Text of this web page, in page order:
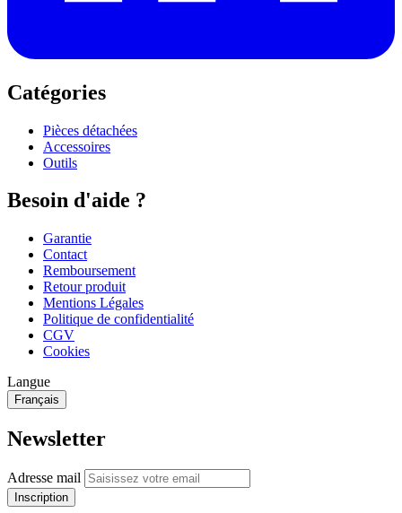
Catégories
Pièces détachées
Accessoires
Outils
Besoin d'aide ?
Garantie
Contact
Remboursement
Retour produit
Mentions Légales
Politique de confidentialité
CGV
Cookies
Langue
Français
Newsletter
Adresse mail
Inscription